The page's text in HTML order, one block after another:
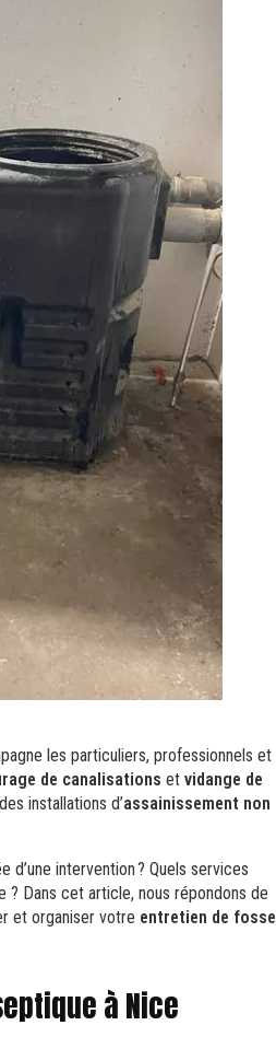
les particuliers, professionnels et
de canalisations et vidange de
installations d’assainissement non
intervention ? Quels services
Dans cet article, nous répondons de
et organiser votre entretien de fosse
à Nice